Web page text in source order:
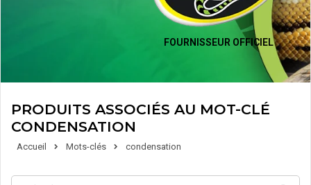
FOURNISSEUR OFFICIEL
PRODUITS ASSOCIÉS AU MOT-CLÉ
CONDENSATION
Accueil Mots-clés condensation